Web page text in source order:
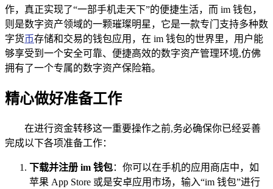
作，真正实现了“一部手机走天下”的便捷生活，而 im 钱包，
则是数字资产领域的一颗璀璨明星，它是一款专门支持多种数
字货币存储和交易的钱包应用，在 im 钱包的世界里，用户能
够享受到一个安全可靠、便捷高效的数字资产管理环境,仿佛
拥有了一个专属的数字资产保险箱。
精心做好准备工作
在进行资金转移这一重要操作之前,务必确保你已经妥善
完成以下各项准备工作：
下载并注册 im 钱包：你可以在手机的应用商店中，如
苹果 App Store 或是安卓应用市场，输入“im 钱包”进行